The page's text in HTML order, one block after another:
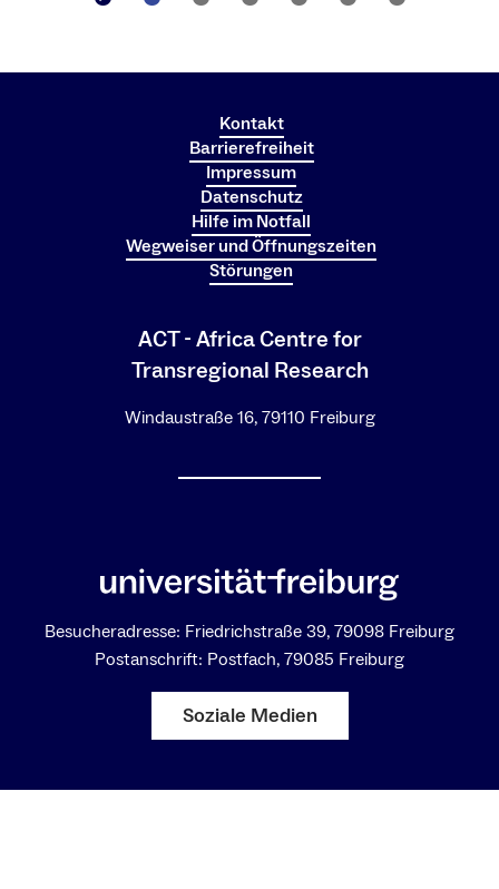
Kontakt
Barrierefreiheit
Impressum
Datenschutz
Hilfe im Notfall
Wegweiser und Öffnungszeiten
Störungen
ACT - Africa Centre for
Transregional Research
Windaustraße 16, 79110 Freiburg
Besucheradresse: Friedrichstraße 39, 79098 Freiburg
Postanschrift: Postfach, 79085 Freiburg
Soziale Medien